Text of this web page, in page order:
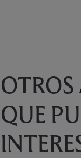
OTROS
QUE